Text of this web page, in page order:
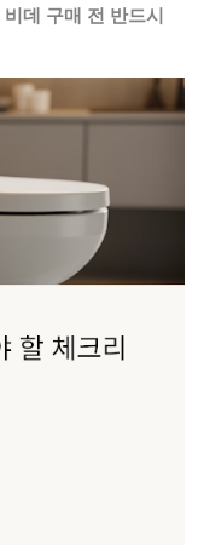
비데 구매 전 반드시